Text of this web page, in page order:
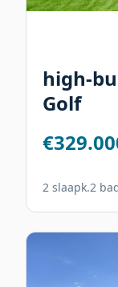
high-
Golf
2 slaapk.2